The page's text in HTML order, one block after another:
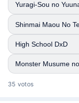
Yuragi-Sou no
Shinmai Maou No
High School DxD
Monster Musume
35 votos